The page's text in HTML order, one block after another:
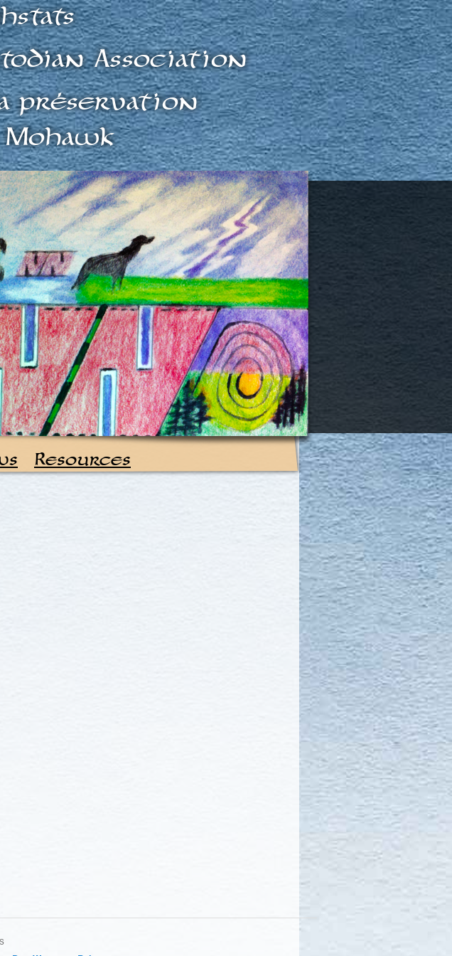
Association
préservation
Resources